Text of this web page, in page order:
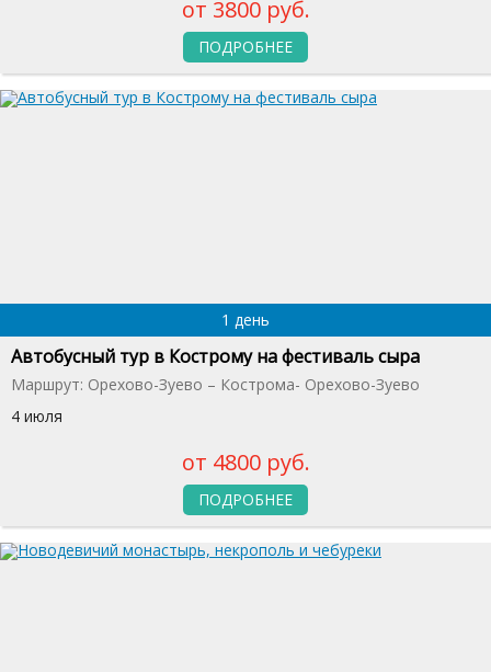
от 3800 руб.
ПОДРОБНЕЕ
1 день
Автобусный тур в Кострому на фестиваль сыра
Маршрут: Орехово-Зуево – Кострома- Орехово-Зуево
4 июля
от 4800 руб.
ПОДРОБНЕЕ